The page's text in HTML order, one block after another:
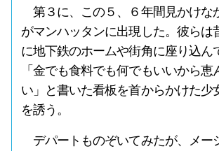
第３に、この５、６年間見かけな
がマンハッタンに出現した。彼らは
に地下鉄のホームや街角に座り込ん
「金でも食料でも何でもいいから恵
い」と書いた看板を首からかけた少
を誘う。
デパートものぞいてみたが、メー